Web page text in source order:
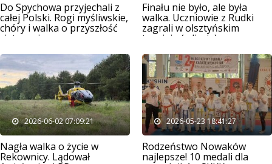
Do Spychowa przyjechali z
całej Polski. Rogi myśliwskie,
chóry i walka o przyszłość
cietrzewia
Finału nie było, ale była
walka. Uczniowie z Rudki
zagrali w olsztyńskim
turnieju (zdjęcia)
2026-06-02 07:09:21
Nagła walka o życie w
Rekownicy. Lądował
2026-05-23 18:41:27
Rodzeństwo Nowaków
najlepsze! 10 medali dla